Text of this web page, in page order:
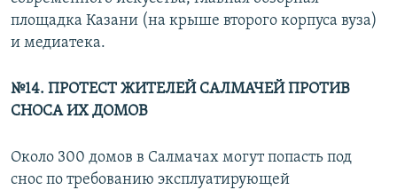
площадка Казани (на крыше второго корпуса вуза)
и медиатека.
№14. ПРОТЕСТ ЖИТЕЛЕЙ САЛМАЧЕЙ ПРОТИВ
СНОСА ИХ ДОМОВ
Около 300 домов в Салмачах могут попасть под
снос по требованию эксплуатирующей